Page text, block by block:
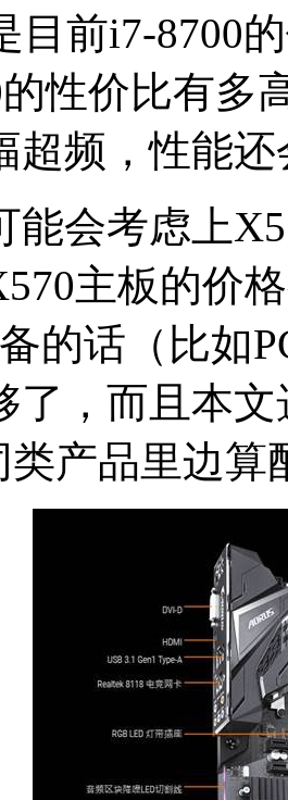
目前i7-8700
的性价比有
超频，性能
能会考虑上
主板的价
的话（比如
了，而且本
类产品里边算